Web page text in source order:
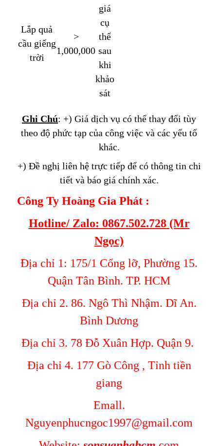
Lắp quả
cầu giếng
trời
>
1,000,000
giá
cụ
thể
sau
khi
khảo
sát
Ghi Chú: +) Giá dịch vụ có thể thay đổi tùy
theo độ phức tạp của công việc và các yếu tố
khác.
+) Đề nghị liên hệ trực tiếp để có thông tin chi
tiết và báo giá chính xác.
Công Ty Hoàng Gia Phát :
Hotline/ Zalo: 0867.502.728 (Mr
Ngọc)
Địa chỉ 1: 175/1 Cống lỡ, Phường 15.
Quận Tân Bình. TP. HCM
Địa chỉ 2. 86. Ngô Thì Nhậm. Dĩ An.
Bình Dương
Địa chỉ 3. 78 Đỗ Xuân Hợp. Quận 9.
Địa chỉ 4. 177 Gò Công , Tỉnh tiền
giang
Emall.
Nguyenphucngoc1997@gmail.com